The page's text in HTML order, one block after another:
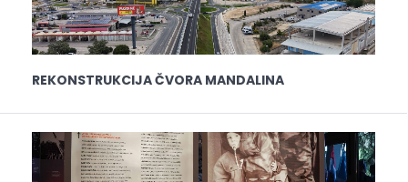
REKONSTRUKCIJA ČVORA MANDALINA